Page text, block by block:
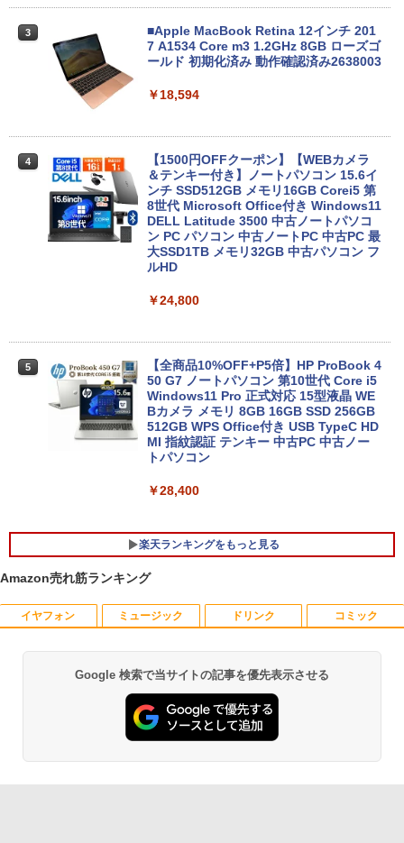
3
■Apple MacBook Retina 12インチ 201
7 A1534 Core m3 1.2GHz 8GB ローズゴ
ールド 初期化済み 動作確認済み2638003
￥18,594
4
【1500円OFFクーポン】【WEBカメラ
＆テンキー付き】ノートパソコン 15.6イ
ンチ SSD512GB メモリ16GB Corei5 第
8世代 Microsoft Office付き Windows11
DELL Latitude 3500 中古ノートパソコ
ン PC パソコン 中古ノートPC 中古PC 最
大SSD1TB メモリ32GB 中古パソコン フ
ルHD
￥24,800
5
【全商品10%OFF+P5倍】HP ProBook 4
50 G7 ノートパソコン 第10世代 Core i5
Windows11 Pro 正式対応 15型液晶 WE
Bカメラ メモリ 8GB 16GB SSD 256GB
512GB WPS Office付き USB TypeC HD
MI 指紋認証 テンキー 中古PC 中古ノー
トパソコン
￥28,400
楽天ランキングをもっと見る
1
【マラソンセール期間中ポイント5倍】
インチ WXGA 1366x768 ノングレア DE
LL E1916H DisplayPort VGA ケーブル
み 30日保証 送料無料
￥3,900
1
【 限定生産・特典つき 】YUZURU2027
￥5,170
Amazon売れ筋ランキング
イヤフォン
Anker Soundcore P40i オフホワイト
￥7,990
ミュージック
BRUCE WAYNE feat. Flo Milli, ATL Jacob
[Explicit]
￥250
ドリンク
by Amazon 天然水 ラベルレス 500ml ×24本
富士山の天然水 バナジウム含有 水 ミネラル
ウォーター ペットボトル 静岡県産 500ミリリ
ットル (Smart Basic)
￥1,380
コミック
薬屋のひとりごと 17巻 (デジタル版ビッグガ
ンガンコミックス)
￥770
Google 検索で当サイトの記事を優先表示させる